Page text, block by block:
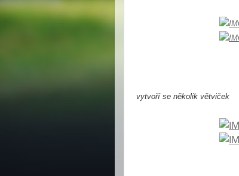
vytvoří se několik větviček